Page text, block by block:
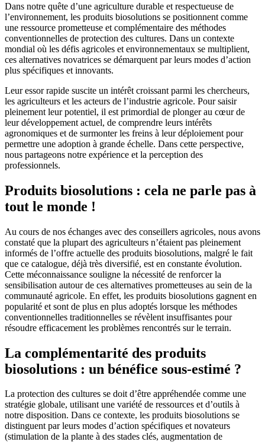
Dans notre quête d’une agriculture durable et respectueuse de
l’environnement, les produits biosolutions se positionnent comme
une ressource prometteuse et complémentaire des méthodes
conventionnelles de protection des cultures. Dans un contexte
mondial où les défis agricoles et environnementaux se multiplient,
ces alternatives novatrices se démarquent par leurs modes d’action
plus spécifiques et innovants.
Leur essor rapide suscite un intérêt croissant parmi les chercheurs,
les agriculteurs et les acteurs de l’industrie agricole. Pour saisir
pleinement leur potentiel, il est primordial de plonger au cœur de
leur développement actuel, de comprendre leurs intérêts
agronomiques et de surmonter les freins à leur déploiement pour
permettre une adoption à grande échelle. Dans cette perspective,
nous partageons notre expérience et la perception des
professionnels.
Produits biosolutions : cela ne parle pas à
tout le monde !
Au cours de nos échanges avec des conseillers agricoles, nous avons
constaté que la plupart des agriculteurs n’étaient pas pleinement
informés de l’offre actuelle des produits biosolutions, malgré le fait
que ce catalogue, déjà très diversifié, est en constante évolution.
Cette méconnaissance souligne la nécessité de renforcer la
sensibilisation autour de ces alternatives prometteuses au sein de la
communauté agricole. En effet, les produits biosolutions gagnent en
popularité et sont de plus en plus adoptés lorsque les méthodes
conventionnelles traditionnelles se révèlent insuffisantes pour
résoudre efficacement les problèmes rencontrés sur le terrain.
La complémentarité des produits
biosolutions : un bénéfice sous-estimé ?
La protection des cultures se doit d’être appréhendée comme une
stratégie globale, utilisant une variété de ressources et d’outils à
notre disposition. Dans ce contexte, les produits biosolutions se
distinguent par leurs modes d’action spécifiques et novateurs
(stimulation de la plante à des stades clés, augmentation de